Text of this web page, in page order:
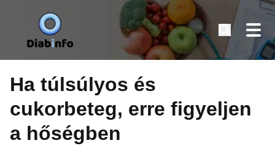
Tovább
tartalomra
Diabinfo.hu – Információk cukorbetegeknek
Ha túlsúlyos és
cukorbeteg, erre figyeljen
a hőségben